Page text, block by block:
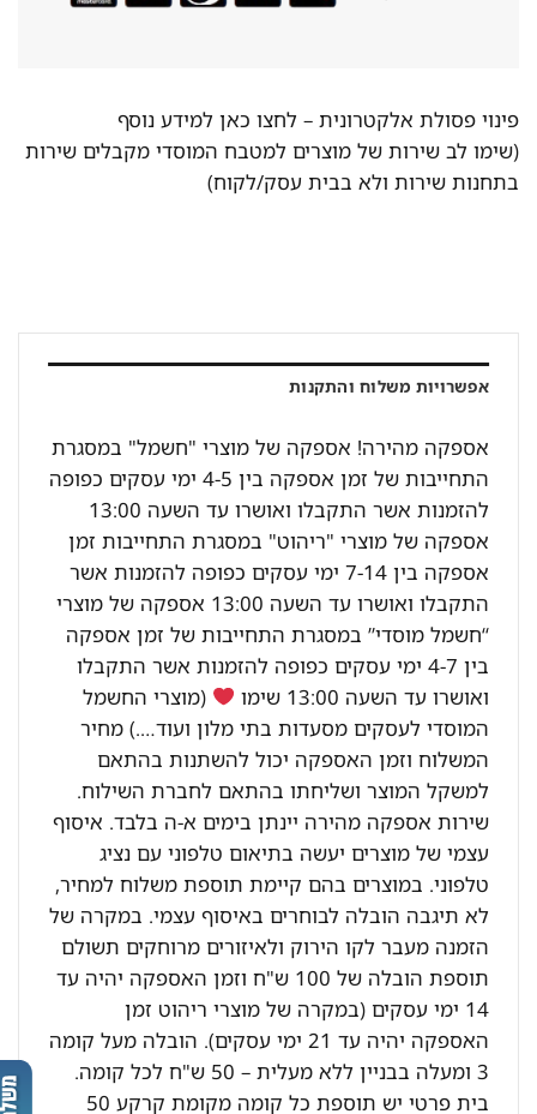
פינוי פסולת אלקטרונית – לחצו כאן למידע נוסף
(שימו לב שירות של מוצרים למטבח המוסדי מקבלים שירות
בתחנות שירות ולא בבית עסק/לקוח)
אפשרויות משלוח והתקנות
אספקה מהירה! אספקה של מוצרי "חשמל" במסגרת
התחייבות של זמן אספקה בין 4-5 ימי עסקים כפופה
להזמנות אשר התקבלו ואושרו עד השעה 13:00
אספקה של מוצרי "ריהוט" במסגרת התחייבות זמן
אספקה בין 7-14 ימי עסקים כפופה להזמנות אשר
התקבלו ואושרו עד השעה 13:00 אספקה של מוצרי
“חשמל מוסדי” במסגרת התחייבות של זמן אספקה
בין 4-7 ימי עסקים כפופה להזמנות אשר התקבלו
ואושרו עד השעה 13:00 שימו
(מוצרי החשמל
המוסדי לעסקים מסעדות בתי מלון ועוד….) מחיר
המשלוח וזמן האספקה יכול להשתנות בהתאם
למשקל המוצר ושליחתו בהתאם לחברת השילוח.
שירות אספקה מהירה יינתן בימים א-ה בלבד. איסוף
עצמי של מוצרים יעשה בתיאום טלפוני עם נציג
טלפוני. במוצרים בהם קיימת תוספת משלוח למחיר,
לא תיגבה הובלה לבוחרים באיסוף עצמי. במקרה של
הזמנה מעבר לקו הירוק ולאיזורים מרוחקים תשולם
תוספת הובלה של 100 ש"ח וזמן האספקה יהיה עד
14 ימי עסקים (במקרה של מוצרי ריהוט זמן
האספקה יהיה עד 21 ימי עסקים). הובלה מעל קומה
3 ומעלה בבניין ללא מעלית – 50 ש"ח לכל קומה.
בית פרטי יש תוספת כל קומה מקומת קרקע 50